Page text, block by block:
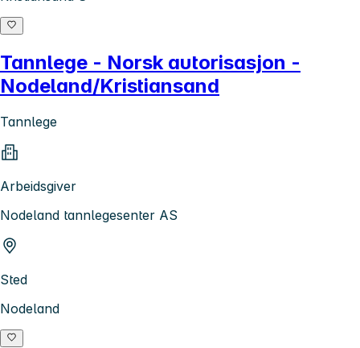
Tannlege - Norsk autorisasjon -
Nodeland/Kristiansand
Tannlege
Arbeidsgiver
Nodeland tannlegesenter AS
Sted
Nodeland